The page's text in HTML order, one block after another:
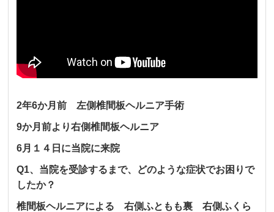
2年6か月前 左側椎間板ヘルニア手術
9か月前より右側椎間板ヘルニア
6月１４日に当院に来院
Q1、当院を受診するまで、どのような症状でお困りで
したか？
椎間板ヘルニアによる 右側ふともも裏 右側ふくら